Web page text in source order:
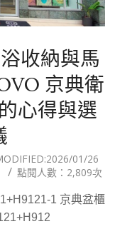
收納與馬
京典衛
心得與選
2026/01/26
點閱人數：2,809次
1 京典盆櫃